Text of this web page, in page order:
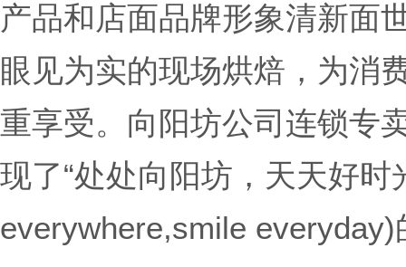
产品和店面品牌形象清新面
眼见为实的现场烘焙，为消
重享受。向阳坊公司连锁专
现了“处处向阳坊，天天好时
everywhere,smile